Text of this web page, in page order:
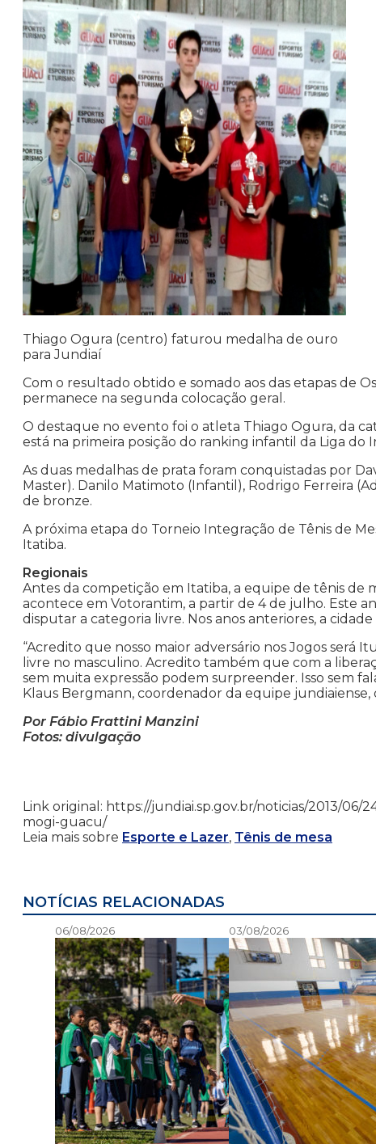
Thiago Ogura (centro) faturou medalha de ouro
para Jundiaí
Com o resultado obtido e somado aos das etapas de
permanece na segunda colocação geral.
O destaque no evento foi o atleta Thiago Ogura, da
está na primeira posição do ranking infantil da Liga do
As duas medalhas de prata foram conquistadas por
Master). Danilo Matimoto (Infantil), Rodrigo Ferreira
de bronze.
A próxima etapa do Torneio Integração de Tênis de
Itatiba.
Regionais
Antes da competição em Itatiba, a equipe de tênis de
acontece em Votorantim, a partir de 4 de julho. Este
disputar a categoria livre. Nos anos anteriores, a
“Acredito que nosso maior adversário nos Jogos
livre no masculino. Acredito também que com a
sem muita expressão podem surpreender. Isso sem
Klaus Bergmann, coordenador da equipe
Por Fábio Frattini Manzini
Fotos: divulgação
Link original: https://jundiai.sp.gov.br/noticias/2013/
mogi-guacu/
Leia mais sobre Esporte e Lazer, Tênis de mesa
NOTÍCIAS RELACIONADAS
06/08/2026 03/08/2026